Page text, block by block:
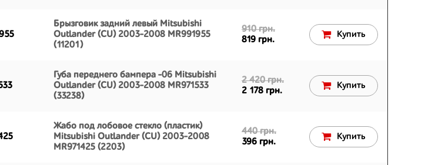
Брызговик задний левый Mitsubishi
Outlander (CU) 2003-2008 MR991955
(11201)
910 грн.
819 грн.
Купить
Губа переднего бампера -06 Mitsubishi
Outlander (CU) 2003-2008 MR971533
(33238)
2 420 грн.
2 178 грн.
Купить
Жабо под лобовое стекло (пластик)
Mitsubishi Outlander (CU) 2003-2008
MR971425 (2203)
440 грн.
396 грн.
Купить